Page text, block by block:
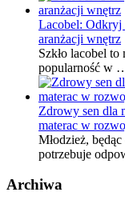
Lacobel: Odkryj
aranżacji wnętrz
Szkło lacobel to
popularność w
Zdrowy sen dla
materac w
Młodzież,
potrzebuje
Archiwa